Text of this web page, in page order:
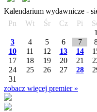
Kalendarium wydawnicze -
Pn
Wt Śr Cz Pi
1
3
4 5 6 7
10
11 12 13 14
17
18 19 20 21
24
25 26 27 28
31
zobacz więcej premier »